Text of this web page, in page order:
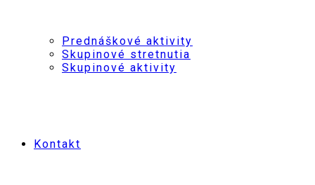
Prednáškové aktivity
Skupinové stretnutia
Skupinové aktivity
Kontakt